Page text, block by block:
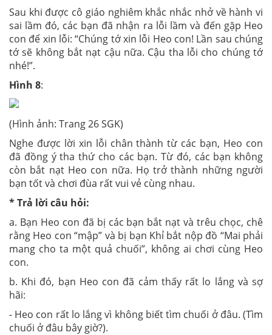
Sau khi được cô giáo nghiêm khắc nhắc nhở về hành vi
sai lầm đó, các bạn đã nhận ra lỗi lầm và đến gặp Heo
con để xin lỗi: “Chúng tớ xin lỗi Heo con! Lần sau chúng
tớ sẽ không bắt nạt cậu nữa. Cậu tha lỗi cho chúng tớ
nhé!”.
Hình 8:
(Hình ảnh: Trang 26 SGK)
Nghe được lời xin lỗi chân thành từ các bạn, Heo con
đã đồng ý tha thứ cho các bạn. Từ đó, các bạn không
còn bắt nạt Heo con nữa. Họ trở thành những người
bạn tốt và chơi đùa rất vui vẻ cùng nhau.
* Trả lời câu hỏi:
a. Bạn Heo con đã bị các bạn bắt nạt và trêu chọc, chê
rằng Heo con “mập” và bị bạn Khỉ bắt nộp đồ “Mai phải
mang cho ta một quả chuối”, không ai chơi cùng Heo
con.
b. Khi đó, bạn Heo con đã cảm thấy rất lo lắng và sợ
hãi:
- Heo con rất lo lắng vì không biết tìm chuối ở đâu. (Tìm
chuối ở đâu bây giờ?).